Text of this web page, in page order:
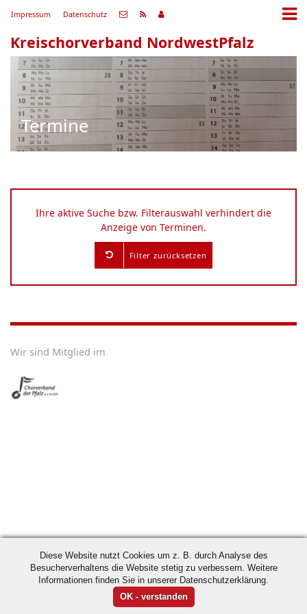
Impressum Datenschutz
Kreischorverband NordwestPfalz
Termine
Ihre aktive Suche bzw. Filterauswahl verhindert die
Anzeige von Terminen.
Filter zurücksetzen
Wir sind Mitglied im
Diese Website nutzt Cookies um z. B. durch Analyse des
Besucherverhaltens die Website stetig zu verbessern. Weitere
Informationen finden Sie in unserer Datenschutzerklärung.